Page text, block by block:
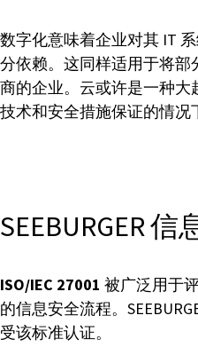
数字化意味着企业对其 IT
分依赖。这同样适用于将部
商的企业。云或许是一种大
技术和安全措施保证的情况
SEEBURGER 信
ISO/IEC 27001 被广泛用于
的信息安全流程。
受该标准认证。